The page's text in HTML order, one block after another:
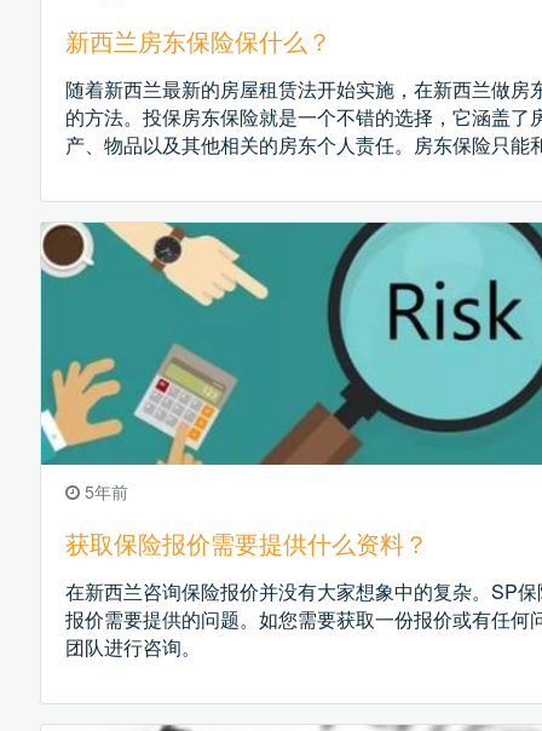
新西兰房东保险保什么？
随着新西兰最新的房屋租赁法开始实施，在新西兰做房
的方法。投保房东保险就是一个不错的选择，它涵盖了
产、物品以及其他相关的房东个人责任。房东保险只能
5年前
获取保险报价需要提供什么资料？
在新西兰咨询保险报价并没有大家想象中的复杂。SP
报价需要提供的问题。如您需要获取一份报价或有任何
团队进行咨询。